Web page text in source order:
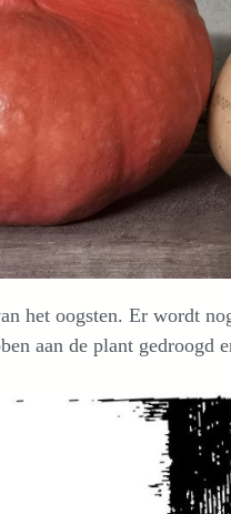
het oogsten. Er wordt
aan de plant gedroogd